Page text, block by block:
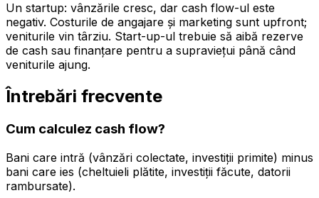
Un startup: vânzările cresc, dar cash flow-ul este
negativ. Costurile de angajare și marketing sunt upfront;
veniturile vin târziu. Start-up-ul trebuie să aibă rezerve
de cash sau finanțare pentru a supraviețui până când
veniturile ajung.
Întrebări frecvente
Cum calculez cash flow?
Bani care intră (vânzări colectate, investiții primite) minus
bani care ies (cheltuieli plătite, investiții făcute, datorii
rambursate).